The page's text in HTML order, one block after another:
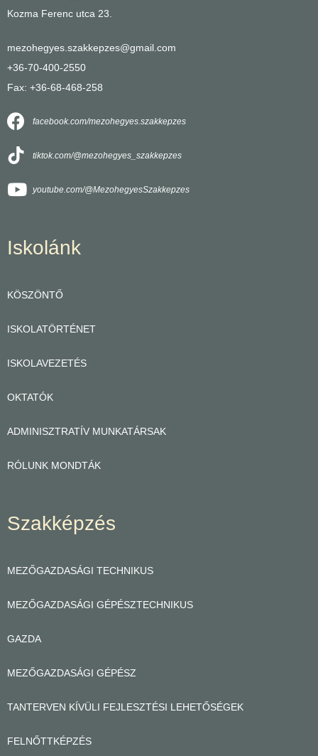
Kozma Ferenc utca 23.
mezohegyes.szakkepzes@gmail.com
+36-70-400-2550
Fax: +36-68-468-258
facebook.com/mezohegyes.szakkepzes
tiktok.com/@mezohegyes_szakkepzes
youtube.com/@MezohegyesSzakkepzes
Iskolánk
KÖSZÖNTŐ
ISKOLATÖRTÉNET
ISKOLAVEZETÉS
OKTATÓK
ADMINISZTRATÍV MUNKATÁRSAK
RÓLUNK MONDTÁK
Szakképzés
MEZŐGAZDASÁGI TECHNIKUS
MEZŐGAZDASÁGI GÉPÉSZTECHNIKUS
GAZDA
MEZŐGAZDASÁGI GÉPÉSZ
TANTERVEN KÍVÜLI FEJLESZTÉSI LEHETŐSÉGEK
FELNŐTTKÉPZÉS